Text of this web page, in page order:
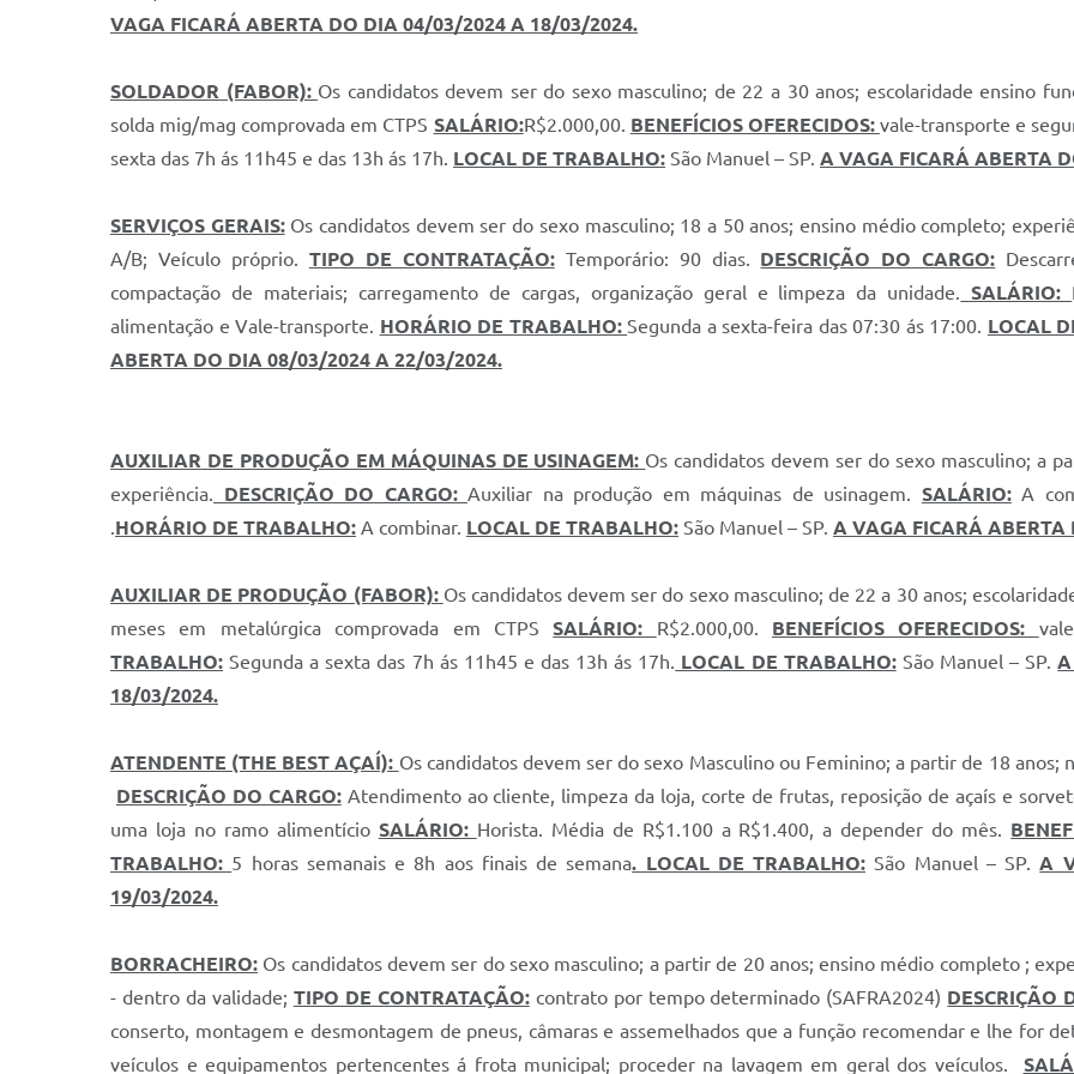
VAGA FICARÁ ABERTA DO DIA 04/03/2024 A 18/03/2024.
SOLDADOR (FABOR): Os candidatos devem ser do sexo masculino; de 22 a 30 anos; escolaridade ensino
solda mig/mag comprovada em CTPS SALÁRIO:R$2.000,00. BENEFÍCIOS OFERECIDOS: vale-transporte e
sexta das 7h ás 11h45 e das 13h ás 17h. LOCAL DE TRABALHO: São Manuel – SP. A VAGA FICARÁ ABERTA
SERVIÇOS GERAIS:Os candidatos devem ser do sexo masculino; 18 a 50 anos; ensino médio completo;
A/B; Veículo próprio. TIPO DE CONTRATAÇÃO:Temporário: 90 dias. DESCRIÇÃO DO CARGO:
compactação de materiais; carregamento de cargas, organização geral e limpeza da unidade. SALÁRIO:
alimentação e Vale-transporte. HORÁRIO DE TRABALHO:Segunda a sexta-feira das 07:30 ás 17:00. LOCAL
ABERTA DO DIA 08/03/2024 A 22/03/2024.
AUXILIAR DE PRODUÇÃO EM MÁQUINAS DE USINAGEM: Os candidatos devem ser do sexo masculino; a
experiência. DESCRIÇÃO DO CARGO:Auxiliar na produção em máquinas de usinagem. SALÁRIO:A
.HORÁRIO DE TRABALHO: A combinar. LOCAL DE TRABALHO: São Manuel – SP. A VAGA FICARÁ
AUXILIAR DE PRODUÇÃO (FABOR): Os candidatos devem ser do sexo masculino; de 22 a 30 anos;
meses em metalúrgica comprovada em CTPSSALÁRIO: R$2.000,00. BENEFÍCIOS OFERECIDOS:
TRABALHO: Segunda a sexta das 7h ás 11h45 e das 13h ás 17h. LOCAL DE TRABALHO:São Manuel – SP.
18/03/2024.
ATENDENTE (THE BEST AÇAÍ): Os candidatos devem ser do sexo Masculino ou Feminino; a partir de 18
DESCRIÇÃO DO CARGO:Atendimento ao cliente, limpeza da loja, corte de frutas, reposição de açaís e
uma loja no ramo alimentício SALÁRIO: Horista. Média de R$1.100 a R$1.400, a depender do mês.
TRABALHO: 5 horas semanais e 8h aos finais de semana. LOCAL DE TRABALHO: São Manuel – SP.A
19/03/2024.
BORRACHEIRO: Os candidatos devem ser do sexo masculino; a partir de 20 anos; ensino médio completo ;
- dentro da validade; TIPO DE CONTRATAÇÃO:contrato por tempo determinado (SAFRA2024) DESCRIÇÃO
conserto, montagem e desmontagem de pneus, câmaras e assemelhados que a função recomendar e lhe for
veículos e equipamentos pertencentes á frota municipal; proceder na lavagem em geral dos veículos.